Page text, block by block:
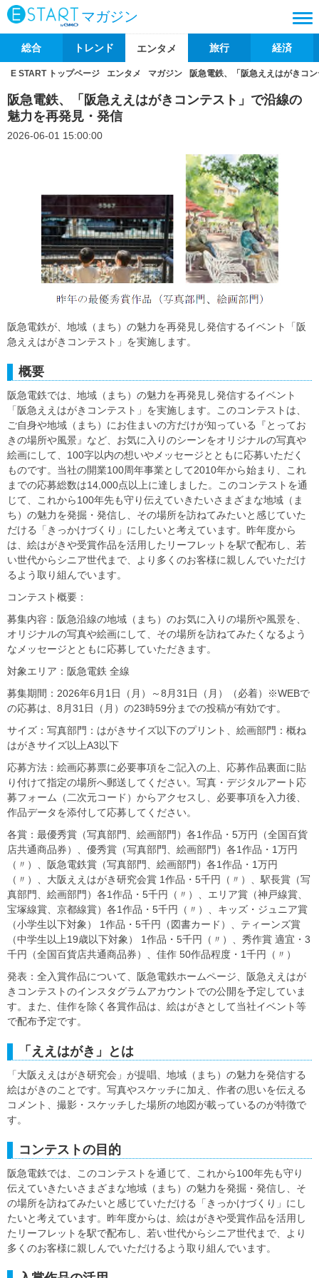
マガジン
総合 トレンド エンタメ 旅行 経済
E START トップページ エンタメ マガジン 阪急電鉄、「阪急ええはがきコ
阪急電鉄、「阪急ええはがきコンテスト」で沿線の
魅力を再発見・発信
2026-06-01 15:00:00
阪急電鉄が、地域（まち）の魅力を再発見し発信するイベント「阪
急ええはがきコンテスト」を実施します。
概要
阪急電鉄では、地域（まち）の魅力を再発見し発信するイベント
「阪急ええはがきコンテスト」を実施します。このコンテストは、
ご自身や地域（まち）にお住まいの方だけが知っている『とってお
きの場所や風景』など、お気に入りのシーンをオリジナルの写真や
絵画にして、100字以内の想いやメッセージとともに応募いただく
ものです。当社の開業100周年事業として2010年から始まり、これ
までの応募総数は14,000点以上に達しました。このコンテストを通
じて、これから100年先も守り伝えていきたいさまざまな地域（ま
ち）の魅力を発掘・発信し、その場所を訪ねてみたいと感じていた
だける「きっかけづくり」にしたいと考えています。昨年度から
は、絵はがきや受賞作品を活用したリーフレットを駅で配布し、若
い世代からシニア世代まで、より多くのお客様に親しんでいただけ
るよう取り組んでいます。
コンテスト概要：
募集内容：阪急沿線の地域（まち）のお気に入りの場所や風景を、
オリジナルの写真や絵画にして、その場所を訪ねてみたくなるよう
なメッセージとともに応募していただきます。
対象エリア：阪急電鉄 全線
募集期間：2026年6月1日（月）～8月31日（月）（必着）※WEBで
の応募は、8月31日（月）の23時59分までの投稿が有効です。
サイズ：写真部門：はがきサイズ以下のプリント、絵画部門：概ね
はがきサイズ以上A3以下
応募方法：絵画応募票に必要事項をご記入の上、応募作品裏面に貼
り付けて指定の場所へ郵送してください。写真・デジタルアート応
募フォーム（二次元コード）からアクセスし、必要事項を入力後、
作品データを添付して応募してください。
各賞：最優秀賞（写真部門、絵画部門）各1作品・5万円（全国百貨
店共通商品券）、優秀賞（写真部門、絵画部門）各1作品・1万円
（〃）、阪急電鉄賞（写真部門、絵画部門）各1作品・1万円
（〃）、大阪ええはがき研究会賞 1作品・5千円（〃）、駅長賞（写
真部門、絵画部門）各1作品・5千円（〃）、エリア賞（神戸線賞、
宝塚線賞、京都線賞）各1作品・5千円（〃）、キッズ・ジュニア賞
（小学生以下対象） 1作品・5千円（図書カード）、ティーンズ賞
（中学生以上19歳以下対象） 1作品・5千円（〃）、秀作賞 適宜・3
千円（全国百貨店共通商品券）、佳作 50作品程度・1千円（〃）
発表：全入賞作品について、阪急電鉄ホームページ、阪急ええはが
きコンテストのインスタグラムアカウントでの公開を予定していま
す。また、佳作を除く各賞作品は、絵はがきとして当社イベント等
で配布予定です。
「ええはがき」とは
「大阪ええはがき研究会」が提唱、地域（まち）の魅力を発信する
絵はがきのことです。写真やスケッチに加え、作者の思いを伝える
コメント、撮影・スケッチした場所の地図が載っているのが特徴で
す。
コンテストの目的
阪急電鉄では、このコンテストを通じて、これから100年先も守り
伝えていきたいさまざまな地域（まち）の魅力を発掘・発信し、そ
の場所を訪ねてみたいと感じていただける「きっかけづくり」にし
たいと考えています。昨年度からは、絵はがきや受賞作品を活用し
たリーフレットを駅で配布し、若い世代からシニア世代まで、より
多くのお客様に親しんでいただけるよう取り組んでいます。